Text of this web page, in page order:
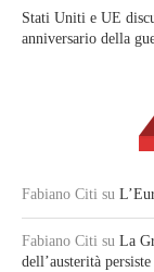
Stati Uniti e UE
anniversario della
Fabiano Citi su
Fabiano Citi su La
dell’austerità persiste